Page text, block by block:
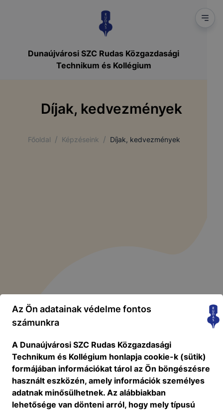
Dunaújvárosi SZC Rudas Közgazdasági
Technikum és Kollégium
Díjak, kedvezmények
Főoldal / Képzéseink / Díjak, kedvezmények
Az Ön adatainak védelme fontos
számunkra
A Dunaújvárosi SZC Rudas Közgazdasági
Technikum és Kollégium honlapja cookie-k (sütik)
formájában információkat tárol az Ön böngészésre
használt eszközén, amely információk személyes
adatnak minősülhetnek. Az alábbiakban
lehetősége van dönteni arról, hogy mely típusú